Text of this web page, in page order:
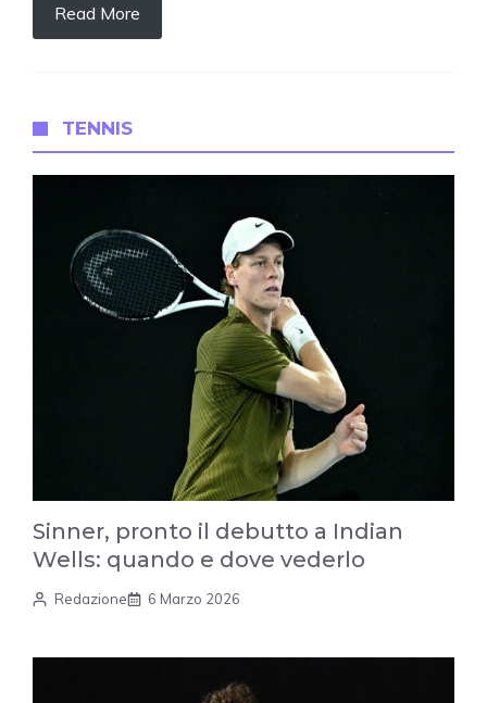
Read More
TENNIS
Sinner, pronto il debutto a Indian
Wells: quando e dove vederlo
Redazione 6 Marzo 2026